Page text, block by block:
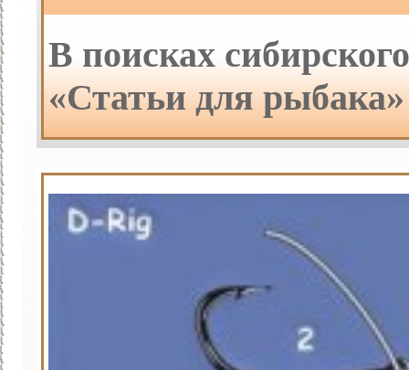
В поисках
«Статьи для рыбака»